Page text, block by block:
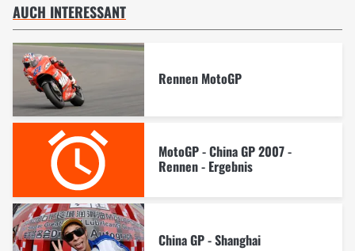
AUCH INTERESSANT
Rennen MotoGP
MotoGP - China GP 2007 -
Rennen - Ergebnis
China GP - Shanghai